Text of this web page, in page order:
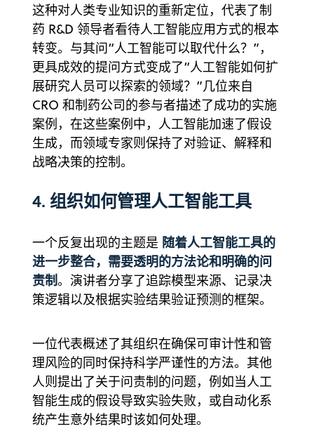
这种对人类专业知识的重新定位，代表了制
药 R&D 领导者看待人工智能应用方式的根本
转变。与其问“人工智能可以取代什么？”，
更具成效的提问方式变成了“人工智能如何扩
展研究人员可以探索的领域？”几位来自
CRO 和制药公司的参与者描述了成功的实施
案例，在这些案例中，人工智能加速了假设
生成，而领域专家则保持了对验证、解释和
战略决策的控制。
4. 组织如何管理人工智能工具
一个反复出现的主题是 随着人工智能工具的
进一步整合，需要透明的方法论和明确的问
责制。演讲者分享了追踪模型来源、记录决
策逻辑以及根据实验结果验证预测的框架。
一位代表概述了其组织在确保可审计性和管
理风险的同时保持科学严谨性的方法。其他
人则提出了关于问责制的问题，例如当人工
智能生成的假设导致实验失败，或自动化系
统产生意外结果时该如何处理。